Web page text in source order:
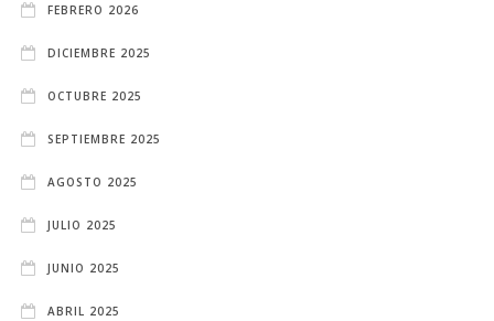
FEBRERO 2026
DICIEMBRE 2025
OCTUBRE 2025
SEPTIEMBRE 2025
AGOSTO 2025
JULIO 2025
JUNIO 2025
ABRIL 2025